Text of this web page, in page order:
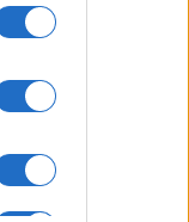
State
et Golden
sera diffusée à la
sélectionne